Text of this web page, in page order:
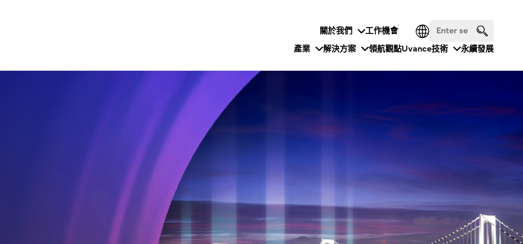
關於我們
工作機會
產業
解決方案 領航觀點Uvance技術 永續發展